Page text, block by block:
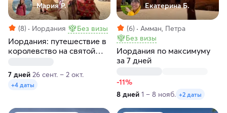
Мария Р.
(8) Иордания Без визы
Иордания: путешествие в
королевство на святой
7 дней 26 сент. – 2 окт.
+4 даты
Екатерина Б.
(6)
Амман, Петра
Без визы
Иордания по максимуму
за 7 дней
-11%
8 дней 1 – 8 нояб. +2 даты